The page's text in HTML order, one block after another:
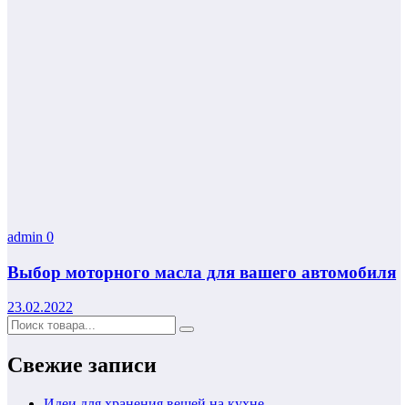
admin 0
Выбор моторного масла для вашего автомобиля
23.02.2022
Свежие записи